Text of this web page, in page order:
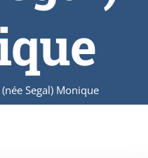
Segal) Monique